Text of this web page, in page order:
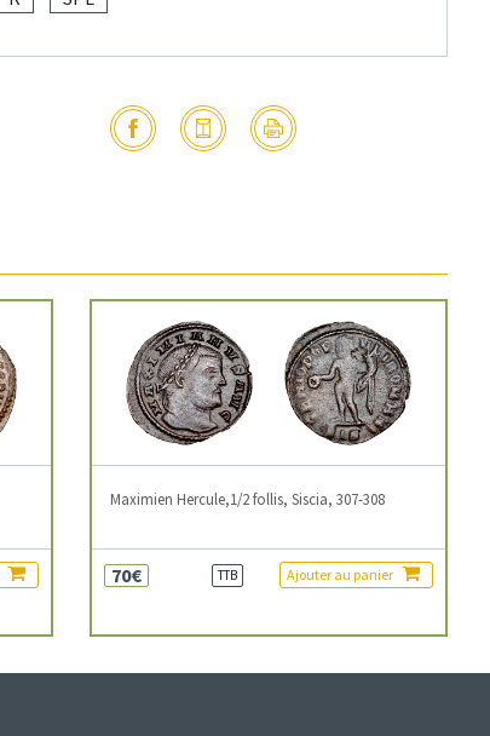
Maximien Hercule,1/2 follis, Siscia, 307-308
70€ TTB Ajouter au panier